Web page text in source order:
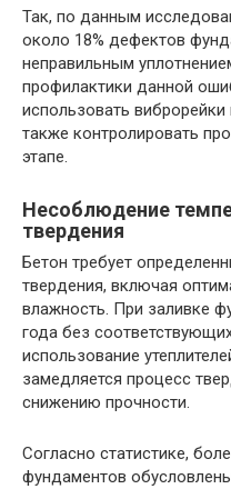
Так, по данным
около 18% дефектов
неправильным
профилактики данной
использовать
также контролировать
этапе.
Несоблюдение
твердения
Бетон требует
твердения, включая
влажность. При заливке
года без
использование
замедляется процесс
снижению прочности.
Согласно статистике,
фундаментов